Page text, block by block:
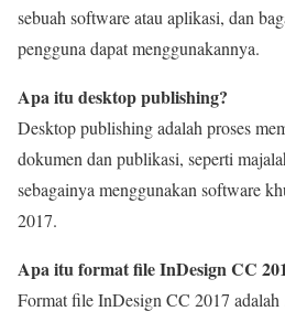
sebuah software atau aplikasi, dan
pengguna dapat menggunakannya.
Apa itu desktop publishing?
Desktop publishing adalah proses
dokumen dan publikasi, seperti
sebagainya menggunakan software
2017.
Apa itu format file InDesign CC
Format file InDesign CC 2017